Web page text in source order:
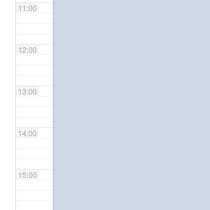
11:00
12:00
13:00
14:00
15:00